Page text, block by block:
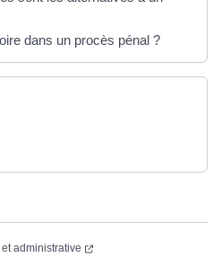
dans un procès pénal ?
administrative